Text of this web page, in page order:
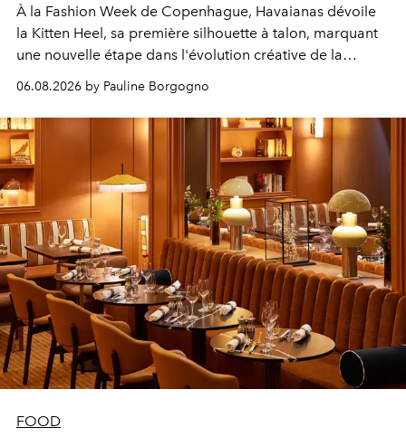
À la Fashion Week de Copenhague, Havaianas dévoile
la Kitten Heel, sa première silhouette à talon, marquant
une nouvelle étape dans l'évolution créative de la
06.08.2026 by Pauline Borgogno
FOOD